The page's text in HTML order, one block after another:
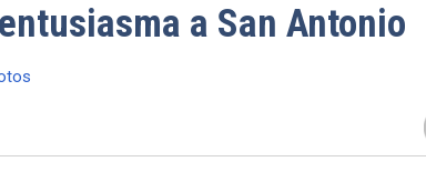
a San Antonio